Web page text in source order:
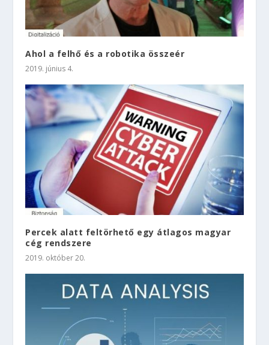
Ahol a felhő és a robotika összeér
2019. június 4.
Percek alatt feltörhető egy átlagos magyar
cég rendszere
2019. október 20.